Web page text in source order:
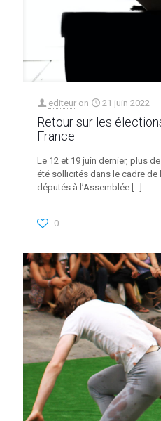
editeur on 21 juin 2022
Retour sur les
France
Le 12 et 19 juin dernier, plus
été sollicités dans le cadre de
députés à l’Assemblée […]
0